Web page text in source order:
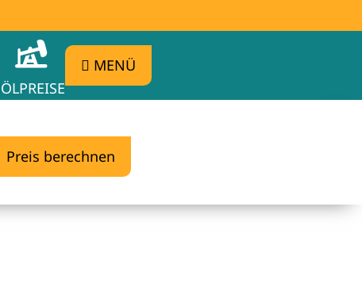
ÖLPREISE
MENÜ